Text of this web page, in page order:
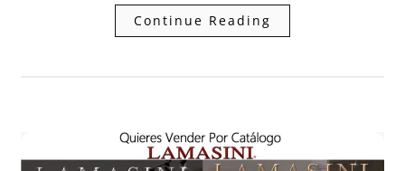
Continue Reading